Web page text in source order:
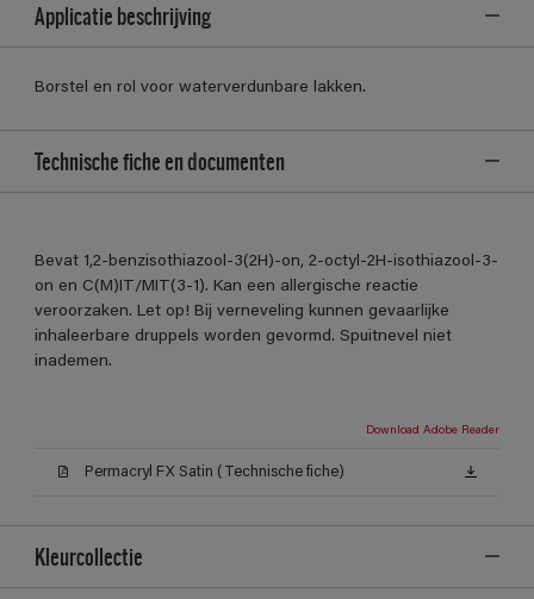
Applicatie beschrijving
Borstel en rol voor waterverdunbare lakken.
Technische fiche en documenten
Bevat 1,2-benzisothiazool-3(2H)-on, 2-octyl-2H-isothiazool-3-
on en C(M)IT/MIT(3-1). Kan een allergische reactie
veroorzaken. Let op! Bij verneveling kunnen gevaarlijke
inhaleerbare druppels worden gevormd. Spuitnevel niet
inademen.
Download Adobe Reader
Permacryl FX Satin (Technische fiche)
Kleurcollectie